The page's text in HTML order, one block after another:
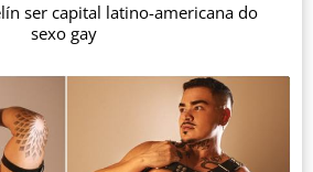
ser capital latino-americana do
sexo gay